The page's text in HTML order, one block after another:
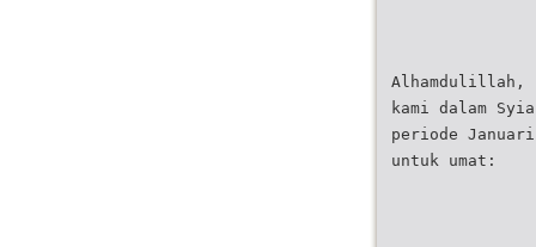
Alhamdulillah,
kami dalam
periode
untuk umat: